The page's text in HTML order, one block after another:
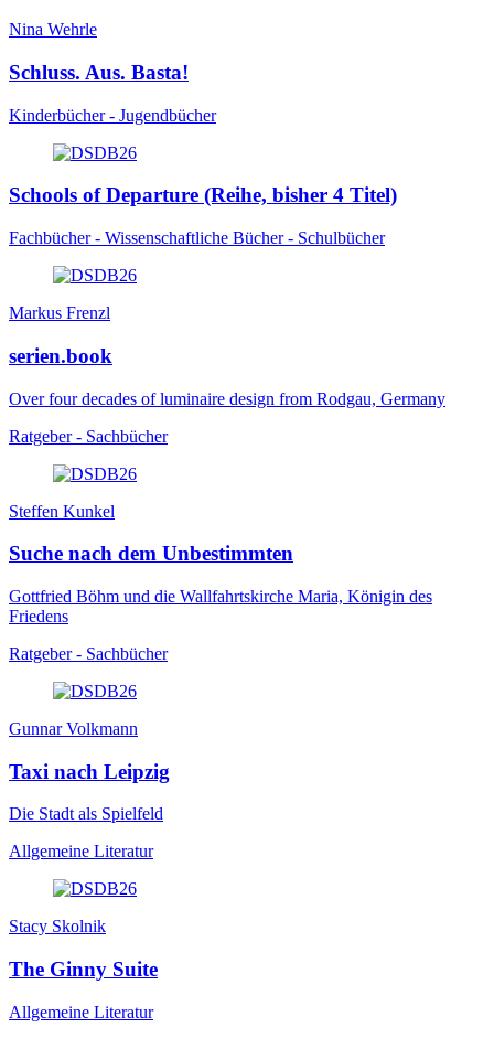
Nina Wehrle
Schluss. Aus. Basta!
Kinderbücher - Jugendbücher
Schools of Departure (Reihe, bisher 4 Titel)
Fachbücher - Wissenschaftliche Bücher - Schulbücher
Markus Frenzl
serien.book
Over four decades of luminaire design from Rodgau, Germany
Ratgeber - Sachbücher
Steffen Kunkel
Suche nach dem Unbestimmten
Gottfried Böhm und die Wallfahrtskirche Maria, Königin des
Friedens
Ratgeber - Sachbücher
Gunnar Volkmann
Taxi nach Leipzig
Die Stadt als Spielfeld
Allgemeine Literatur
Stacy Skolnik
The Ginny Suite
Allgemeine Literatur